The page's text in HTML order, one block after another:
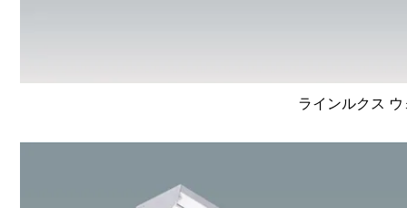
ラインルクス